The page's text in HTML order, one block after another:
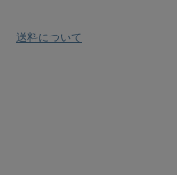
送料について